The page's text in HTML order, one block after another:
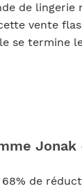
de lingerie
vente
se termine
68% de